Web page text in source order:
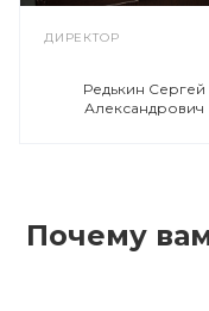
ДИРЕКТОР
Редькин Сергей
Александрович
Почему